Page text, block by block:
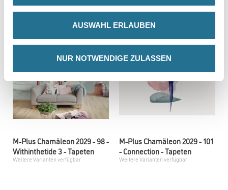
AUSWAHL ERLAUBEN
NUR NOTWENDIGE ZULASSEN
sehen
sehen
M-Plus Chamäleon 2029 - 98 -
Withinthetide 3 - Tapeten
Weitere Varianten verfügbar
M-Plus Chamäleon 2029 - 101
- Connection - Tapeten
Weitere Varianten verfügbar